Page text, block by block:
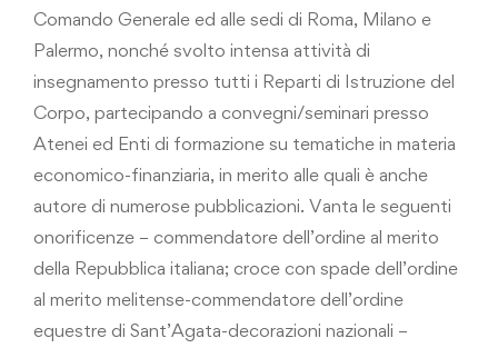
Comando Generale ed alle sedi di Roma, Milano e
Palermo, nonché svolto intensa attività di
insegnamento presso tutti i Reparti di Istruzione del
Corpo, partecipando a convegni/seminari presso
Atenei ed Enti di formazione su tematiche in materia
economico-finanziaria, in merito alle quali è anche
autore di numerose pubblicazioni. Vanta le seguenti
onorificenze – commendatore dell’ordine al merito
della Repubblica italiana; croce con spade dell’ordine
al merito melitense-commendatore dell’ordine
equestre di Sant’Agata-decorazioni nazionali –